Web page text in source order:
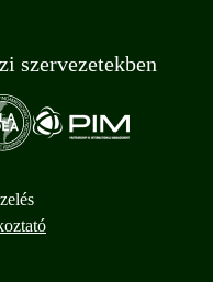
szervezetekben